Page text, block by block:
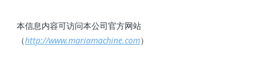
本信息内容可访问本公司官方网站
（http://www.mariamachine.com）